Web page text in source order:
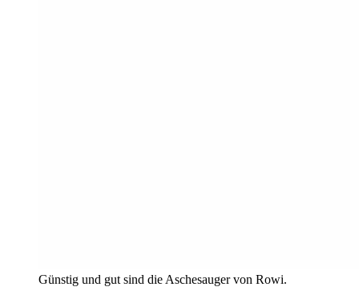
Günstig und gut sind die Aschesauger von Rowi.